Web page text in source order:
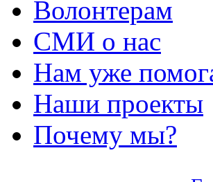
Волонтерам
СМИ о нас
Нам уже
Наши проекты
Почему мы?